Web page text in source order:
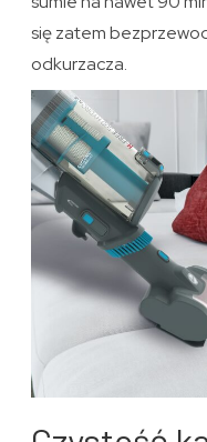
się zatem
odkurzacza.